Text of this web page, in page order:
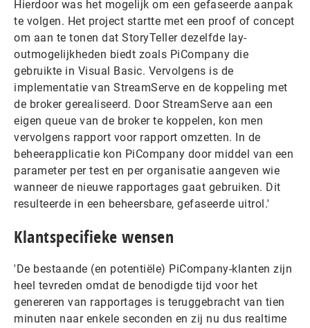
Hierdoor was het mogelijk om een gefaseerde aanpak
te volgen. Het project startte met een proof of concept
om aan te tonen dat StoryTeller dezelfde lay-
outmogelijkheden biedt zoals PiCompany die
gebruikte in Visual Basic. Vervolgens is de
implementatie van StreamServe en de koppeling met
de broker gerealiseerd. Door StreamServe aan een
eigen queue van de broker te koppelen, kon men
vervolgens rapport voor rapport omzetten. In de
beheerapplicatie kon PiCompany door middel van een
parameter per test en per organisatie aangeven wie
wanneer de nieuwe rapportages gaat gebruiken. Dit
resulteerde in een beheersbare, gefaseerde uitrol.'
Klantspecifieke wensen
'De bestaande (en potentiële) PiCompany-klanten zijn
heel tevreden omdat de benodigde tijd voor het
genereren van rapportages is teruggebracht van tien
minuten naar enkele seconden en zij nu dus realtime